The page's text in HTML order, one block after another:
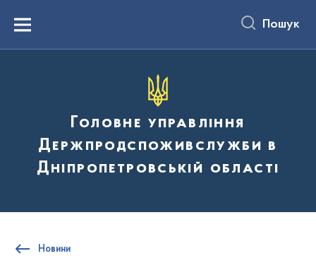
вмістуMenu Пошук
Головне управління
Держпродспоживслужби в
Дніпропетровській області
Новини